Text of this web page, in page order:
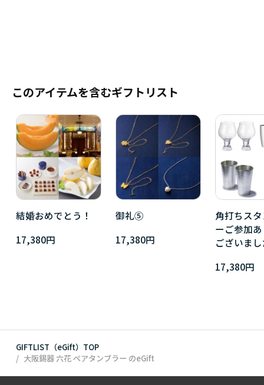
このアイテムを含むギフトリスト
結婚おめでとう！
17,380円
御礼⑤
17,380円
角打ちス
ーご参加
ございま
17,380円
GIFTLIST（eGift）TOP
大阪錫器 六花 ペアタンブラー のeGift